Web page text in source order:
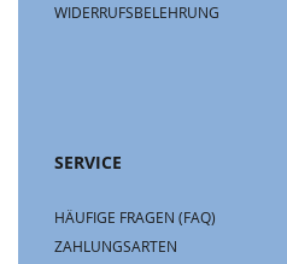
WIDERRUFSBELEHRUNG
SERVICE
HÄUFIGE FRAGEN (FAQ)
ZAHLUNGSARTEN